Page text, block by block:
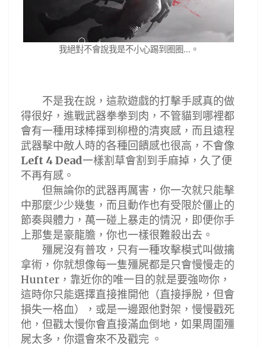
我絕對不會說我是不小心踢到圈圈...。
不是我在說，這款遊戲的打擊手感真的做
得很好，進戰武器拳拳到肉，不管貓到哪裡都
會有一種用球棒揮到柳橙的清爽感，而且遠程
武器擊中敵人時的各種回饋感也很高，不會像
Left 4 Dead一樣割草會割到手麻掉，久了便
不再有感。
但無論你的武器再厲害，你一次就只能擊
中那麼少少幾隻，而且動作也有受限於僵止的
節奏與體力，萬一碰上暴走的情況，即便你手
上那隻是豪龍膽，你也一樣很難殺出去。
殭屍沒有普攻，只有一種攻擊模式叫做擒
拿術，你就想像每一隻殭屍都是只會慢慢走的
Hunter ，靠近你的唯一目的就是要強吻你，
這時你只能選擇直接推開他（直接掙脫，但會
損失一格血），或是一邊跟他對架，慢慢戳死
他，但戳太慢你會直接滿血倒地，如果周圍殭
屍太多，你還會來不及戳完 。